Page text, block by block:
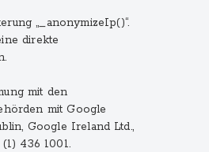
„_anonymizeIp()“.
direkte
mit den
mit Google
Google Ireland Ltd.,
436 1001.